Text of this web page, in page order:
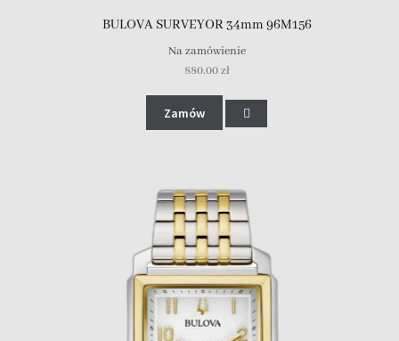
BULOVA SURVEYOR 34mm 96M156
Na zamówienie
880.00zł
Zamów